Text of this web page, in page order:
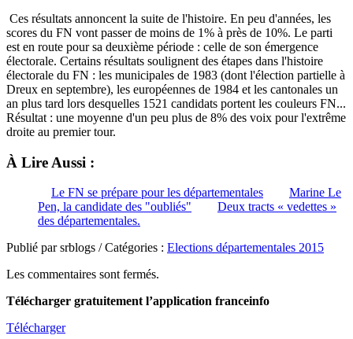
Ces résultats annoncent la suite de l'histoire. En peu d'années, les
scores du FN vont passer de moins de 1% à près de 10%. Le parti
est en route pour sa deuxième période : celle de son émergence
électorale. Certains résultats soulignent des étapes dans l'histoire
électorale du FN : les municipales de 1983 (dont l'élection partielle à
Dreux en septembre), les européennes de 1984 et les cantonales un
an plus tard lors desquelles 1521 candidats portent les couleurs FN...
Résultat : une moyenne d'un peu plus de 8% des voix pour l'extrême
droite au premier tour.
À Lire Aussi :
Le FN se prépare pour les départementales
Marine Le
Pen, la candidate des "oubliés"
Deux tracts « vedettes »
des départementales.
Publié par srblogs / Catégories : Elections départementales 2015
Les commentaires sont fermés.
Télécharger gratuitement l’application franceinfo
Télécharger